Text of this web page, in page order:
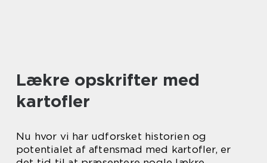
Lækre opskrifter med
kartofler
Nu hvor vi har udforsket historien og
potentialet af aftensmad med kartofler, er